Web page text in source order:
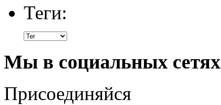
Теги:
Мы в социальных сетях
Присоединяйся